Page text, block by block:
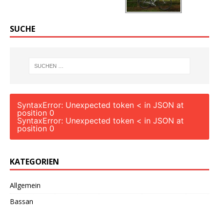
SUCHE
SyntaxError: Unexpected token < in JSON at
position 0
SyntaxError: Unexpected token < in JSON at
position 0
KATEGORIEN
Allgemein
Bassan